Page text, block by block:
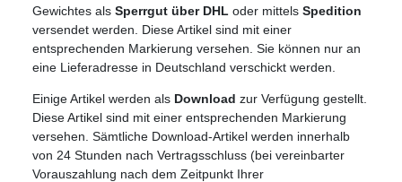
Gewichtes als Sperrgut über DHL oder mittels Spedition
versendet werden. Diese Artikel sind mit einer
entsprechenden Markierung versehen. Sie können nur an
eine Lieferadresse in Deutschland verschickt werden.
Einige Artikel werden als Download zur Verfügung gestellt.
Diese Artikel sind mit einer entsprechenden Markierung
versehen. Sämtliche Download-Artikel werden innerhalb
von 24 Stunden nach Vertragsschluss (bei vereinbarter
Vorauszahlung nach dem Zeitpunkt Ihrer